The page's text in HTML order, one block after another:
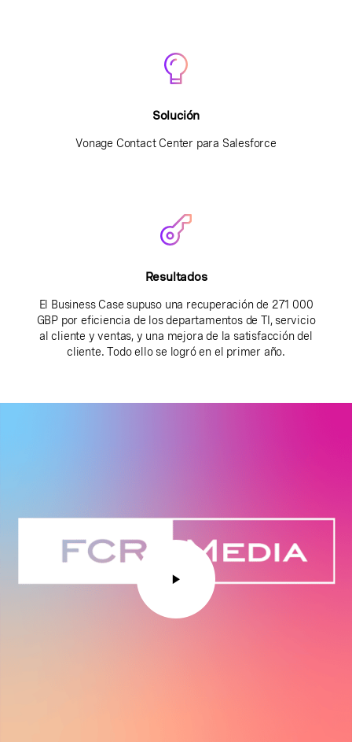
Solución
Vonage Contact Center para Salesforce
Resultados
El Business Case supuso una recuperación de 271 000
GBP por eficiencia de los departamentos de TI, servicio
al cliente y ventas, y una mejora de la satisfacción del
cliente. Todo ello se logró en el primer año.